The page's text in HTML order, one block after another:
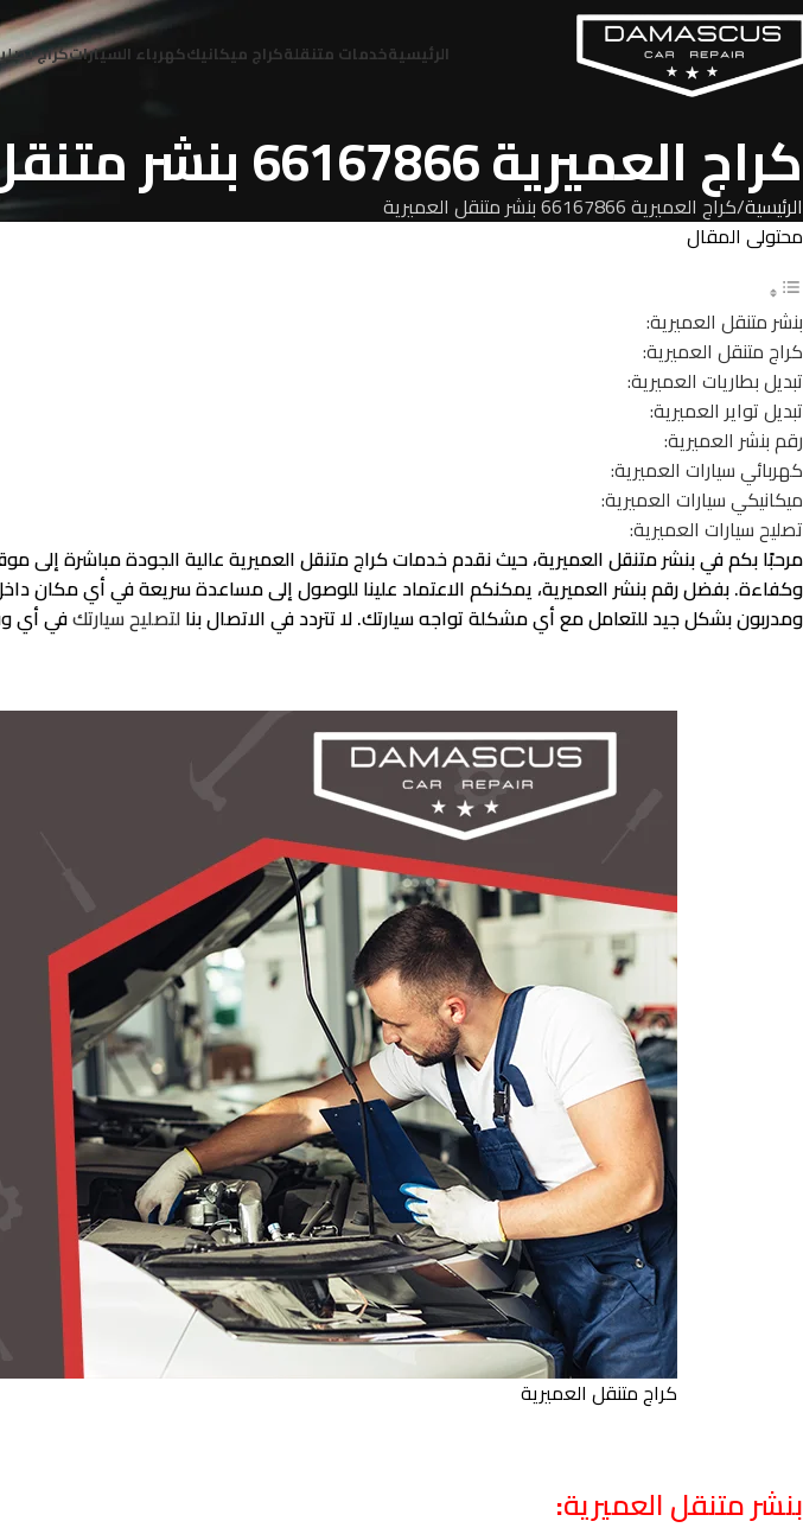
الرئيسيةخدمات متنقلةكراج ميكانيككهرباء السياراتكراج
كراج العميرية 66167866 بنشر متنقل العميرية
الرئيسية كراج العميرية 66167866 بنشر متنقل العميرية
محتولى المقال
بنشر متنقل العميرية:
كراج متنقل العميرية:
تبديل بطاريات العميرية:
تبديل تواير العميرية:
رقم بنشر العميرية:
كهربائي سيارات العميرية:
ميكانيكي سيارات العميرية:
تصليح سيارات العميرية:
مرحبًا بكم في بنشر متنقل العميرية، حيث نقدم خدمات كراج متنقل العميرية عالية الجودة مباشرة إلى
وكفاءة. بفضل رقم بنشر العميرية، يمكنكم الاعتماد علينا للوصول إلى مساعدة سريعة في أي مكان
ومدربون بشكل جيد للتعامل مع أي مشكلة تواجه سيارتك. لا تتردد في الاتصال بنالتصليح سيارتكفي أي
كراج متنقل العميرية
بنشر متنقل العميرية: